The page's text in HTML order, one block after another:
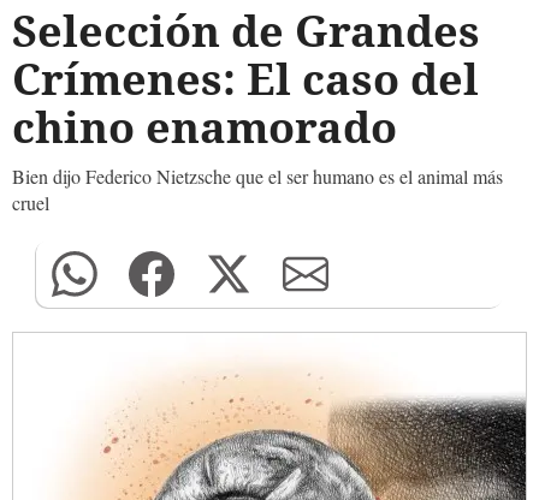
Selección de Grandes
Crímenes: El caso del
chino enamorado
Bien dijo Federico Nietzsche que el ser humano es el animal más
cruel